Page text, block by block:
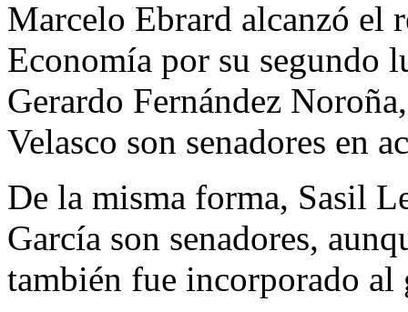
Marcelo Ebrard alcanzó el
Economía por su segundo
Gerardo Fernández
Velasco son senadores en
De la misma forma, Sasil
García son senadores,
también fue incorporado al